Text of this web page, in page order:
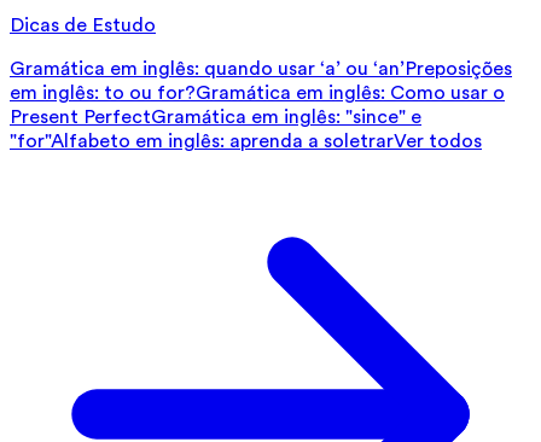
Dicas de Estudo
Gramática em inglês: quando usar ‘a’ ou ‘an’Preposições
em inglês: to ou for?Gramática em inglês: Como usar o
Present PerfectGramática em inglês: "since" e
"for"Alfabeto em inglês: aprenda a soletrarVer todos